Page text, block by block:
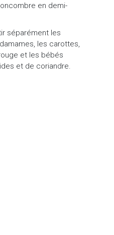
en demi-
séparément les
les carottes,
et les bébés
et de coriandre.